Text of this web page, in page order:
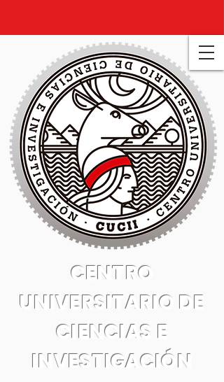
CENTRO
UNIVERSITARIO DE
CIENCIAS E
INVESTIGACIÓN